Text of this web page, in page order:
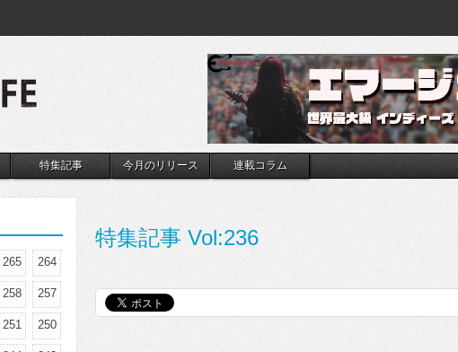
特集記事 今月のリリース 連載コラム
特集記事 Vol:236
265 264
258 257
251 250